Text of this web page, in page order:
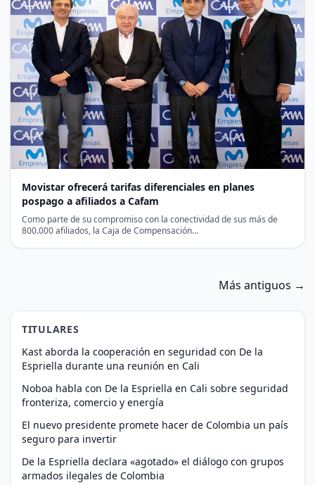
Movistar ofrecerá tarifas diferenciales en planes
pospago a afiliados a Cafam
Como parte de su compromiso con la conectividad de sus más de
800.000 afiliados, la Caja de Compensación…
Más antiguos →
TITULARES
Kast aborda la cooperación en seguridad con De la
Espriella durante una reunión en Cali
Noboa habla con De la Espriella en Cali sobre seguridad
fronteriza, comercio y energía
El nuevo presidente promete hacer de Colombia un país
seguro para invertir
De la Espriella declara «agotado» el diálogo con grupos
armados ilegales de Colombia